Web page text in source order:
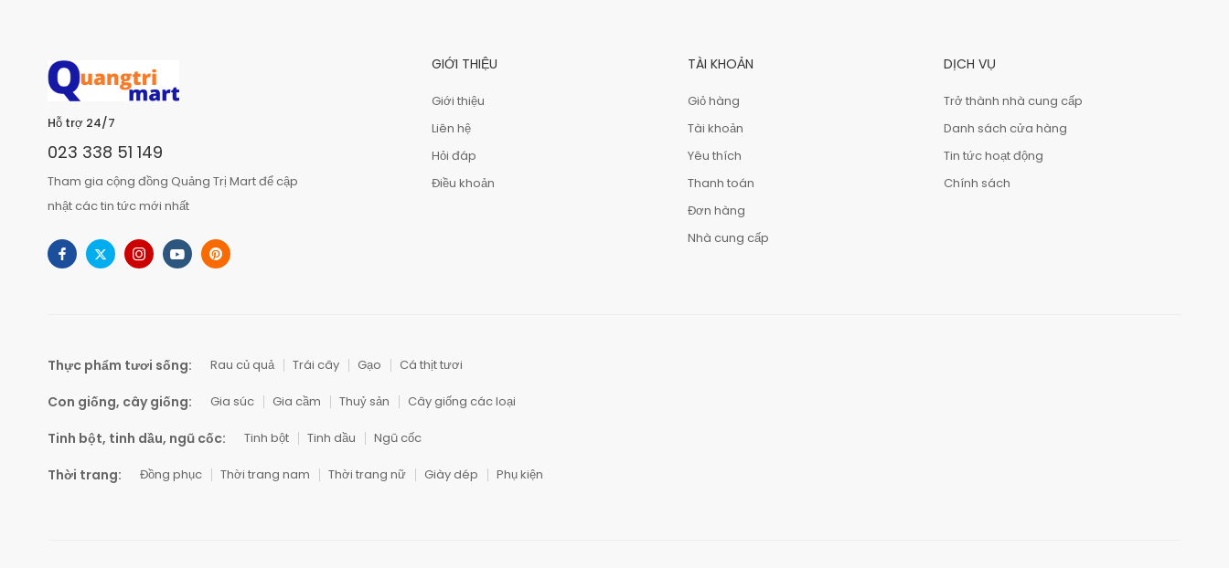
Hỗ trợ 24/7
023 338 51 149
Tham gia cộng đồng Quảng Trị Mart để cập
nhật các tin tức mới nhất
GIỚI THIỆU
Giới thiệu
Liên hệ
Hỏi đáp
Điều khoản
TÀI KHOẢN
Giỏ hàng
Tài khoản
Yêu thích
Thanh toán
Đơn hàng
Nhà cung cấp
DỊCH VỤ
Trở thành nhà cung cấp
Danh sách cửa hàng
Tin tức hoạt động
Chính sách
Thực phẩm tươi sống: Rau củ quả Trái cây Gạo Cá thịt tươi
Con giống, cây giống: Gia súc Gia cầm Thuỷ sản Cây giống các loại
Tinh bột, tinh dầu, ngũ cốc: Tinh bột Tinh dầu Ngũ cốc
Thời trang: Đồng phục Thời trang nam Thời trang nữ Giày dép Phụ kiện